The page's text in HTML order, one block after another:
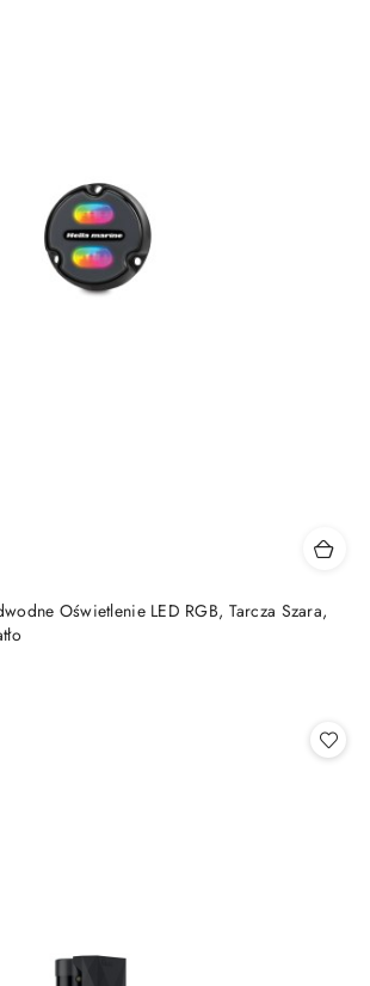
Oświetlenie LED RGB, Tarcza Szara,